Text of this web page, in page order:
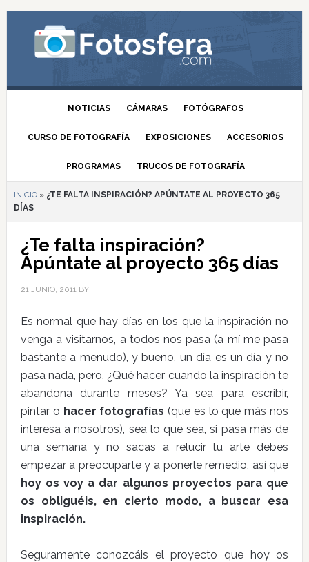
NOTICIAS CÁMARAS FOTÓGRAFOS
CURSO DE FOTOGRAFÍA EXPOSICIONES ACCESORIOS
PROGRAMAS TRUCOS DE FOTOGRAFÍA
INICIO» ¿TE FALTA INSPIRACIÓN? APÚNTATE AL PROYECTO 365
DÍAS
¿Te falta inspiración?
Apúntate al proyecto 365 días
21 JUNIO, 2011BY
Es normal que hay días en los que la inspiración no
venga a visitarnos, a todos nos pasa (a mí me pasa
bastante a menudo), y bueno, un día es un día y no
pasa nada, pero, ¿Qué hacer cuando la inspiración te
abandona durante meses? Ya sea para escribir,
pintar o hacer fotografías (que es lo que más nos
interesa a nosotros), sea lo que sea, si pasa más de
una semana y no sacas a relucir tu arte debes
empezar a preocuparte y a ponerle remedio, así que
hoy os voy a dar algunos proyectos para que
os obliguéis, en cierto modo, a buscar esa
inspiración.
Seguramente conozcáis el proyecto que hoy os